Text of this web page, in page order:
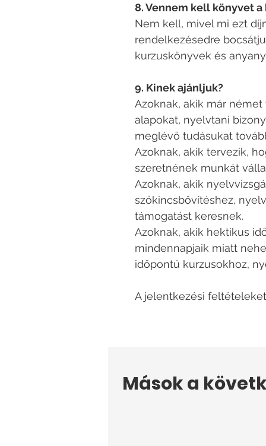
8. Vennem kell könyvet a
Nem kell, mivel mi ezt
rendelkezésedre
kurzuskönyvek és
9. Kinek ajánljuk?
Azoknak, akik már
alapokat, nyelvtani
meglévő tudásukat
Azoknak, akik tervezik,
szeretnének munkát
Azoknak, akik
szókincsbővítéshez,
támogatást keresnek.
Azoknak, akik hektikus
mindennapjaik miatt
időpontú kurzusokhoz,
A jelentkezési
Mások a